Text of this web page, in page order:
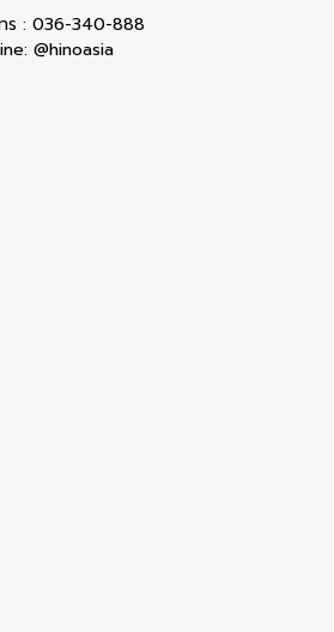
ร : 036-340-888
@hinoasia